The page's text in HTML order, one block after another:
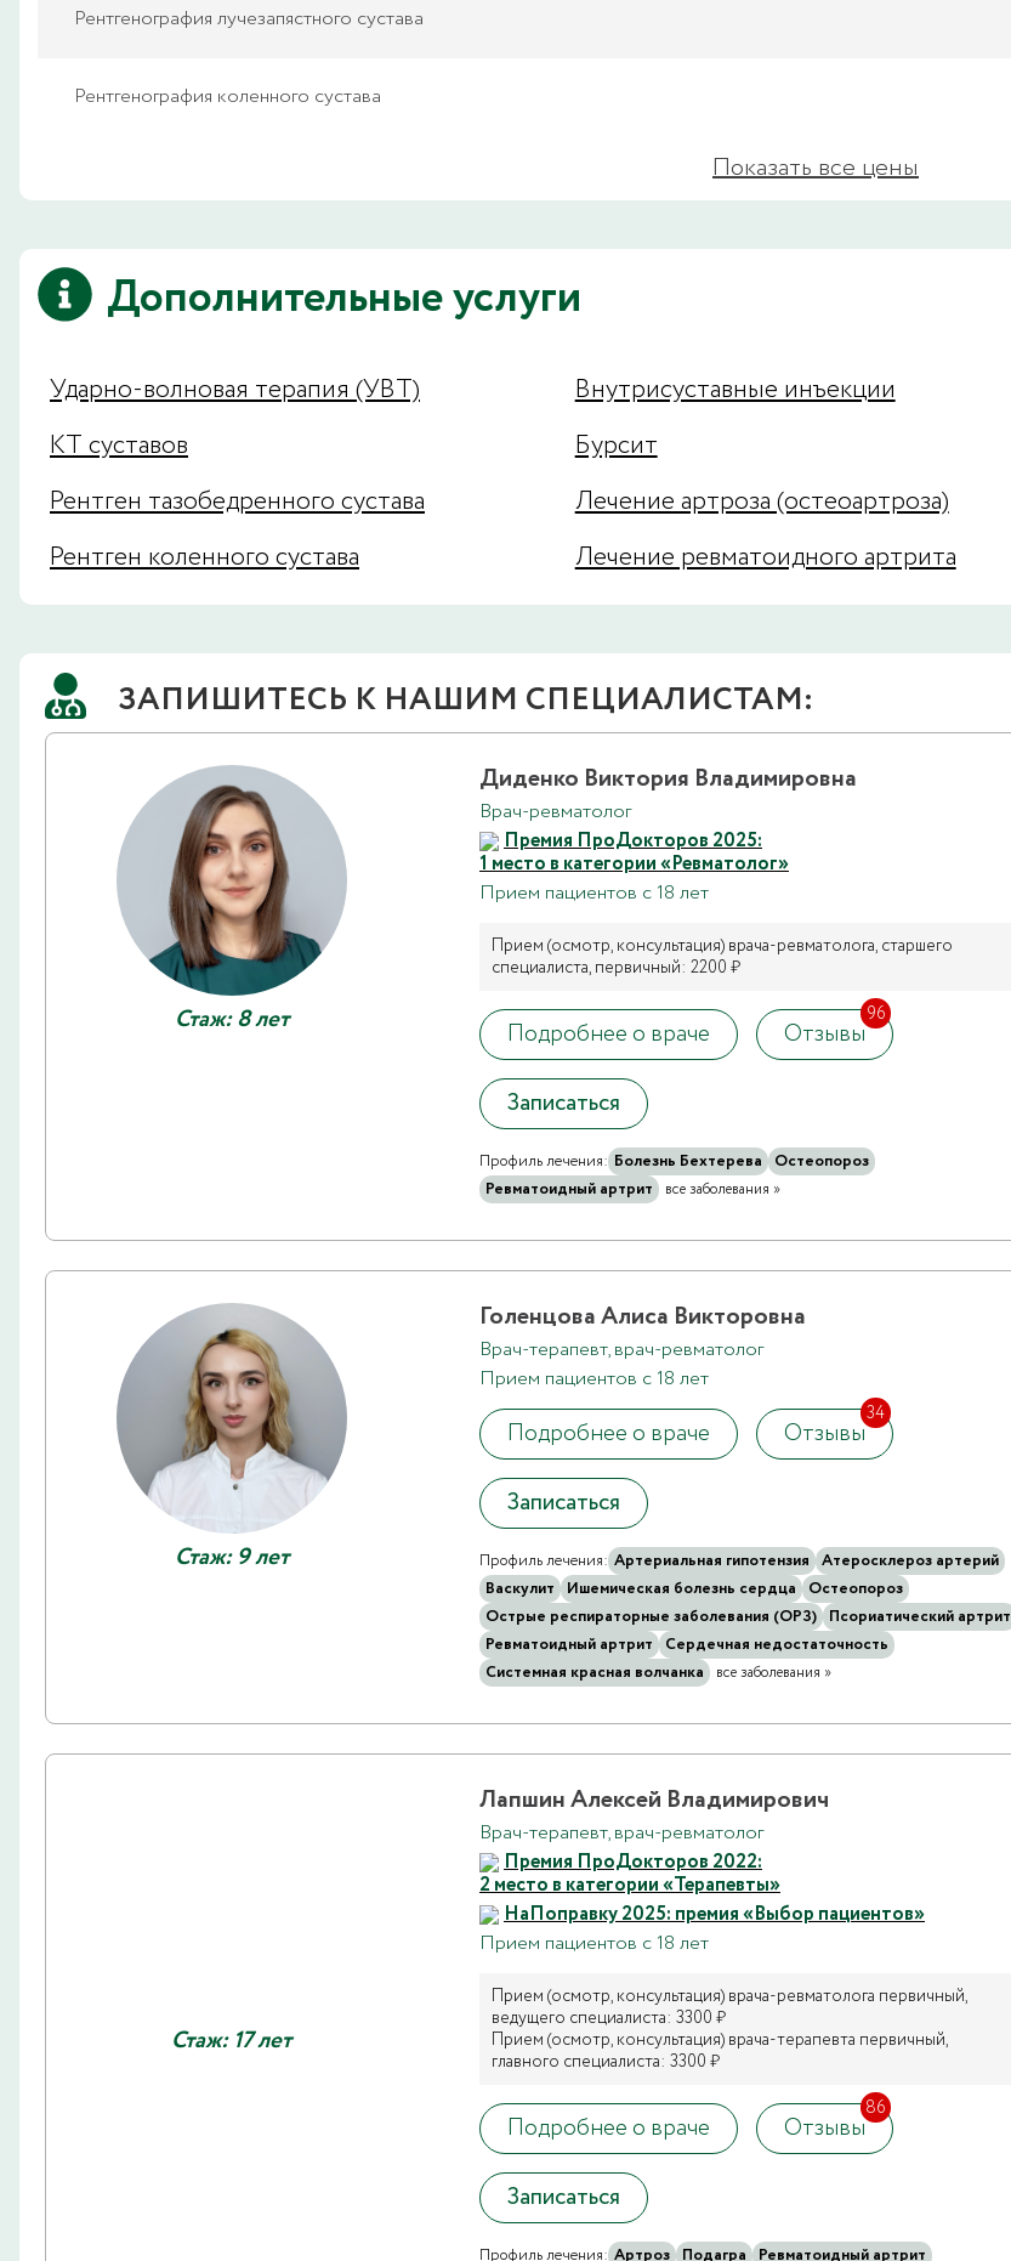
Рентгенография лучезапястного сустава
Рентгенография коленного сустава
Показать все цены
Дополнительные услуги
Ударно-волновая терапия (УВТ)
КТ суставов
Рентген тазобедренного сустава
Рентген коленного сустава
Внутрисуставные инъекции
Бурсит
Лечение артроза (остеоартроза)
Лечение ревматоидного артрита
ЗАПИШИТЕСЬ К НАШИМ СПЕЦИАЛИСТАМ:
Стаж: 8 лет
Диденко Виктория Владимировна
Врач-ревматолог
Премия ПроДокторов 2025:
1 место в категории «Ревматолог»
Прием пациентов с 18 лет
Прием (осмотр, консультация) врача-ревматолога, старшего
специалиста, первичный: 2200 ₽
Подробнее о враче Отзывы
96
Записаться
Профиль лечения: Болезнь Бехтерева
Остеопороз
Ревматоидный артрит
все заболевания »
Стаж: 9 лет
Голенцова Алиса Викторовна
Врач-терапевт, врач-ревматолог
Прием пациентов с 18 лет
Подробнее о враче Отзывы
34
Записаться
Профиль лечения: Артериальная гипотензия Атеросклероз артерий
Васкулит
Ишемическая болезнь сердца
Остеопороз
Острые респираторные заболевания (ОРЗ) Псориатический артрит
Ревматоидный артрит
Сердечная недостаточность
Системная красная волчанка
все заболевания »
Стаж: 17 лет
Лапшин Алексей Владимирович
Врач-терапевт, врач-ревматолог
Премия ПроДокторов 2022:
2 место в категории «Терапевты»
НаПоправку 2025: премия «Выбор пациентов»
Прием пациентов с 18 лет
Прием (осмотр, консультация) врача-ревматолога первичный,
ведущего специалиста: 3300 ₽
Прием (осмотр, консультация) врача-терапевта первичный,
главного специалиста: 3300 ₽
Подробнее о враче Отзывы
86
Записаться
Профиль лечения: Артроз Подагра Ревматоидный артрит